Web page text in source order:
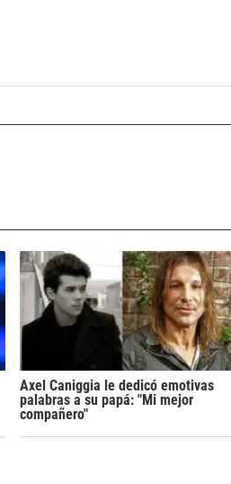
Axel Caniggia le dedicó emotivas
palabras a su papá: "Mi mejor
compañero"